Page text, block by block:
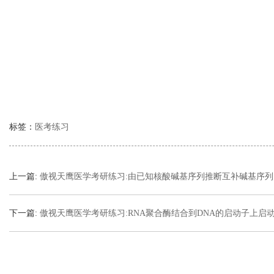
标签： 医考练习
上一篇: 傲视天鹰医学考研练习:由已知核酸碱基序列推断互补碱基序列
下一篇: 傲视天鹰医学考研练习:RNA聚合酶结合到DNA的启动子上启